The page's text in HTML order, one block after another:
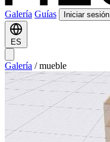
Galería Guías Iniciar sesión
ES
Galería / mueble